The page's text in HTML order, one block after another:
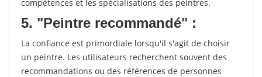
compétences et les spécialisations des peintres.
5. "Peintre recommandé" :
La confiance est primordiale lorsqu'il s'agit de choisir
un peintre. Les utilisateurs recherchent souvent des
recommandations ou des références de personnes